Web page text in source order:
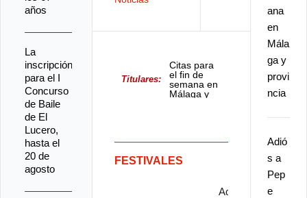
Titulares:
Citas para
el fin de
semana en
Málaga y
FESTIVALES
Adiós a
ana
en
Mála
ga y
provi
ncia
Adió
s a
Pep
e
años
La
inscripción
para el I
Concurso
de Baile
de El
Lucero,
hasta el
20 de
agosto